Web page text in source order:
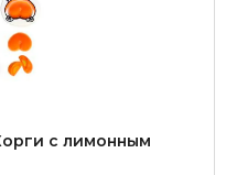
с лимонным